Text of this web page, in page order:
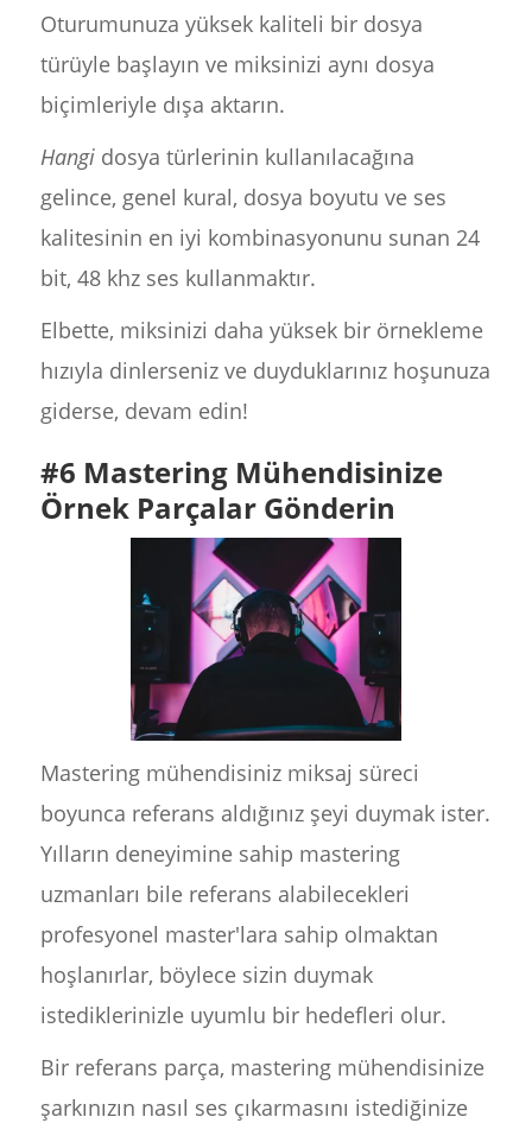
Oturumunuza yüksek kaliteli bir dosya
türüyle başlayın ve miksinizi aynı dosya
biçimleriyle dışa aktarın.
Hangidosya türlerinin kullanılacağına
gelince, genel kural, dosya boyutu ve ses
kalitesinin en iyi kombinasyonunu sunan 24
bit, 48 khz ses kullanmaktır.
Elbette, miksinizi daha yüksek bir örnekleme
hızıyla dinlerseniz ve duyduklarınız hoşunuza
giderse, devam edin!
#6 Mastering Mühendisinize
Örnek Parçalar Gönderin
Mastering mühendisiniz miksaj süreci
boyunca referans aldığınız şeyi duymak ister.
Yılların deneyimine sahip mastering
uzmanları bile referans alabilecekleri
profesyonel master'lara sahip olmaktan
hoşlanırlar, böylece sizin duymak
istediklerinizle uyumlu bir hedefleri olur.
Bir referans parça, mastering mühendisinize
şarkınızın nasıl ses çıkarmasını istediğinize